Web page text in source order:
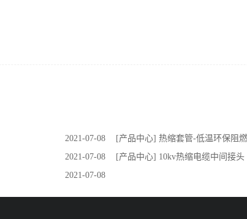
2021-07-08 [产品中心] 热缩套管-低温环保阻燃
2021-07-08 [产品中心] 10kv热缩电缆中间接头
2021-07-08